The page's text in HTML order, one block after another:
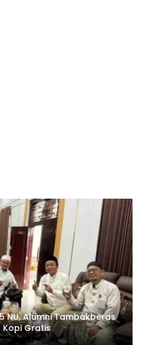
NU, Alumni Tambakberas
Kopi Gratis